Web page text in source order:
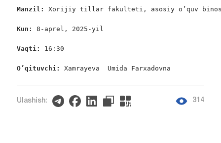
Manzil: Xorijiy tillar fakulteti, asosiy o’quv
Kun: 8-aprel, 2025-yil
Vaqti: 16:30
O’qituvchi: Xamrayeva  Umida Farxadovna
Ulashish: 314